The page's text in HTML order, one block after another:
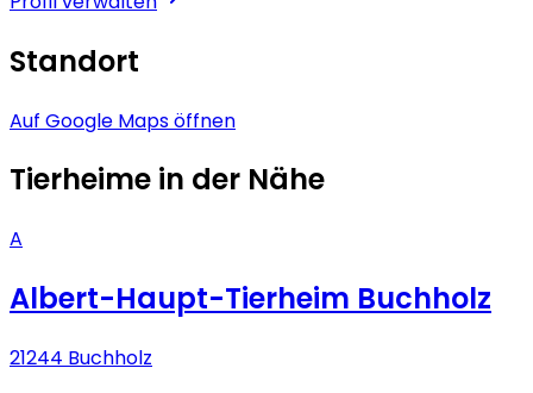
Standort
Auf Google Maps öffnen
Tierheime in der Nähe
A
Albert-Haupt-Tierheim Buchholz
21244 Buchholz